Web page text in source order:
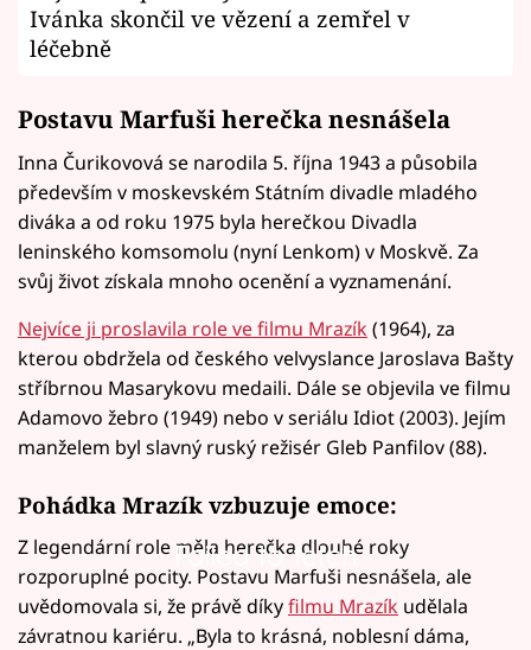
Ivánka skončil ve vězení a zemřel v
léčebně
Postavu Marfuši herečka nesnášela
Inna Čurikovová se narodila 5. října 1943 a působila
především v moskevském Státním divadle mladého
diváka a od roku 1975 byla herečkou Divadla
leninského komsomolu (nyní Lenkom) v Moskvě. Za
svůj život získala mnoho ocenění a vyznamenání.
Nejvíce ji proslavila role ve filmu Mrazík (1964), za
kterou obdržela od českého velvyslance Jaroslava Bašty
stříbrnou Masarykovu medaili. Dále se objevila ve filmu
Adamovo žebro (1949) nebo v seriálu Idiot (2003). Jejím
manželem byl slavný ruský režisér Gleb Panfilov (88).
Pohádka Mrazík vzbuzuje emoce:
Failed to fetch
Z legendární role měla herečka dlouhé roky
rozporuplné pocity. Postavu Marfuši nesnášela, ale
uvědomovala si, že právě díkyfilmu Mrazík udělala
závratnou kariéru. „Byla to krásná, noblesní dáma,